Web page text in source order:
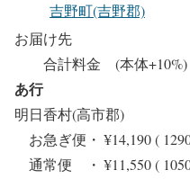
吉野町(吉野郡)
お届け先
合計料金 (本体+10%)
あ行
明日香村(高市郡)
お急ぎ便・ ¥14,190 (
通常便 ・ ¥11,550 (